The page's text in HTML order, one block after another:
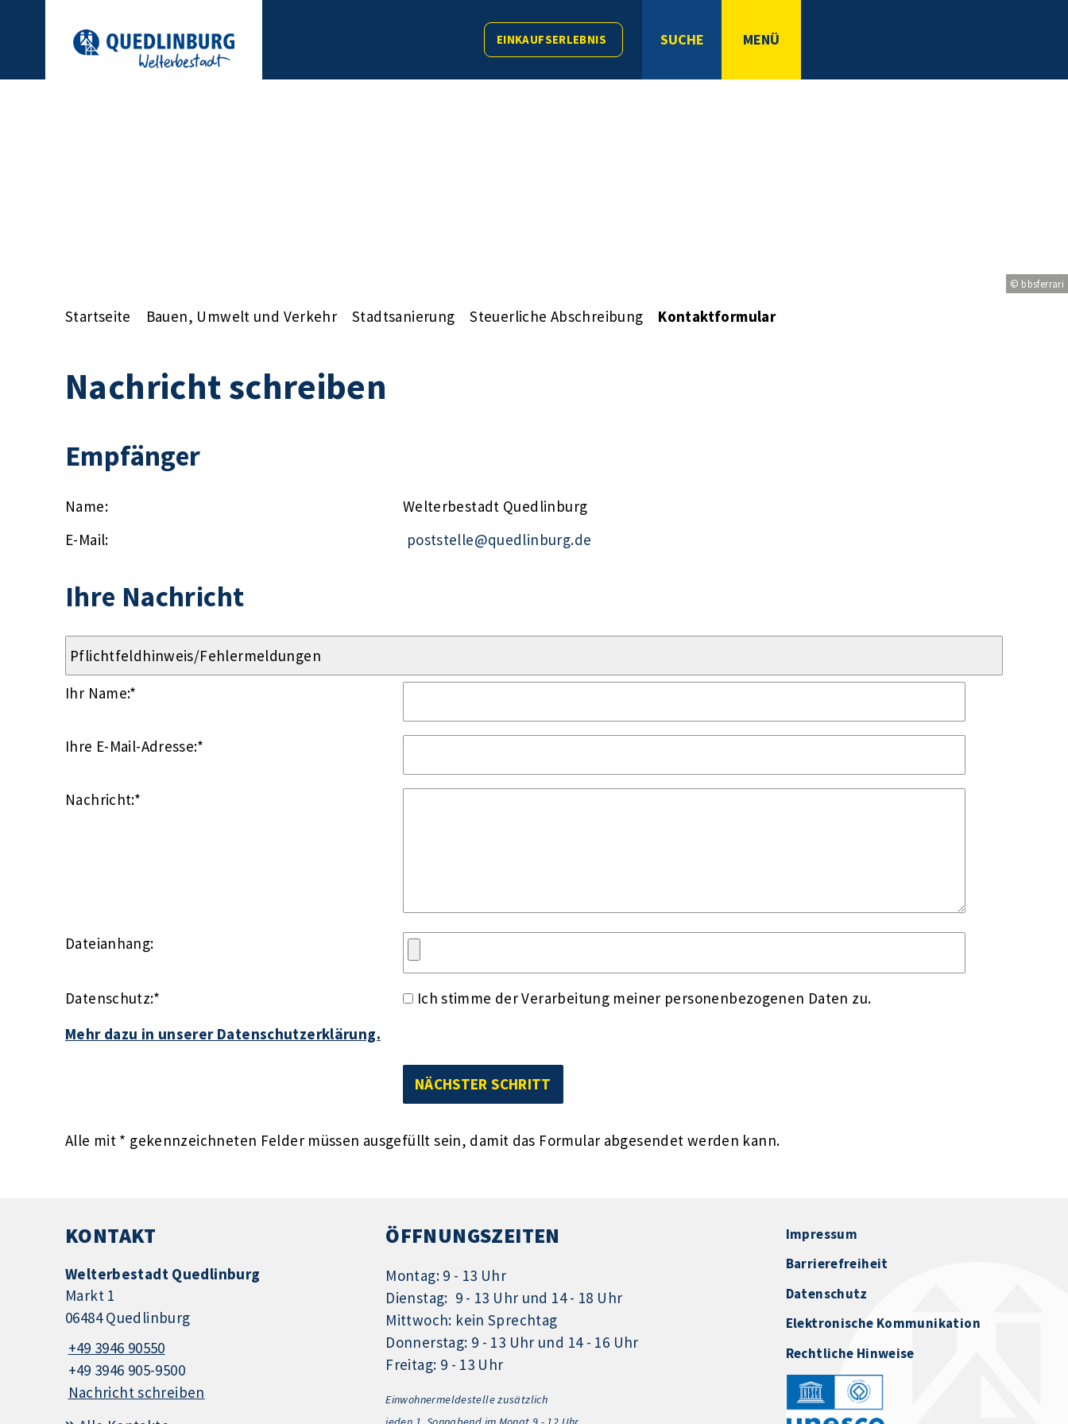
EINKAUFSERLEBNIS SUCHE MENÜ
© bbsferrari
Startseite Bauen, Umwelt und Verkehr Stadtsanierung Steuerliche Abschreibung Kontaktformular
Nachricht schreiben
Empfänger
Name:
Welterbestadt Quedlinburg
E-Mail:
poststelle@quedlinburg.de
Ihre Nachricht
Ihr Name:*
Ihre E-Mail-Adresse:*
Nachricht:*
Dateianhang:
Datenschutz:*
Ich stimme der Verarbeitung meiner personenbezogenen Daten zu.
Mehr dazu in unserer Datenschutzerklärung.
Alle mit * gekennzeichneten Felder müssen ausgefüllt sein, damit das Formular abgesendet werden kann.
KONTAKT
Welterbestadt Quedlinburg
Markt 1
06484 Quedlinburg
+49 3946 90550
+49 3946 905-9500
Nachricht schreiben
ÖFFNUNGSZEITEN
Montag: 9 - 13 Uhr
Dienstag: 9 - 13 Uhr und 14 - 18 Uhr
Mittwoch: kein Sprechtag
Donnerstag: 9 - 13 Uhr und 14 - 16 Uhr
Freitag: 9 - 13 Uhr
Einwohnermeldestelle zusätzlich
Impressum
Barrierefreiheit
Datenschutz
Elektronische Kommunikation
Rechtliche Hinweise